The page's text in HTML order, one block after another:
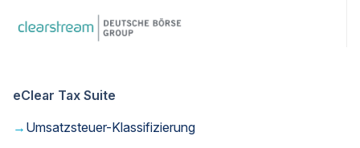
eClear Tax Suite
→ Umsatzsteuer-Klassifizierung